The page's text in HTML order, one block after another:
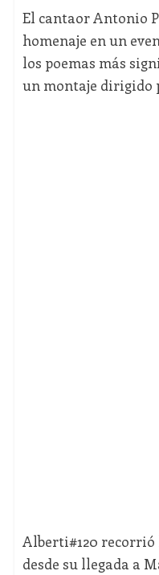
El cantaor Antonio
homenaje en un
los poemas más
un montaje dirigido
Alberti#120 recorrió
desde su llegada a